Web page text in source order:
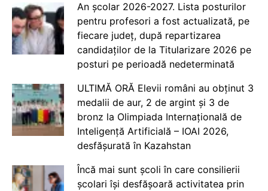
An școlar 2026-2027. Lista posturilor
pentru profesori a fost actualizată, pe
fiecare județ, după repartizarea
candidaților de la Titularizare 2026 pe
posturi pe perioadă nedeterminată
ULTIMĂ ORĂ Elevii români au obținut 3
medalii de aur, 2 de argint și 3 de
bronz la Olimpiada Internațională de
Inteligență Artificială – IOAI 2026,
desfășurată în Kazahstan
Încă mai sunt școli în care consilierii
școlari își desfășoară activitatea prin